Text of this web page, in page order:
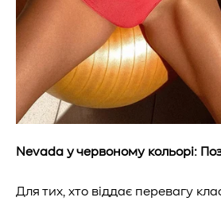
Nevada у червоному кольорі:
Для тих, хто віддає перевагу